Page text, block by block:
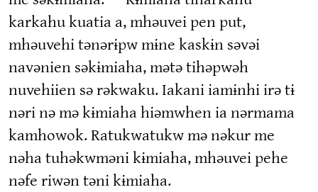
karkahu kuatia a, mhəuvei pen put,
mhəuvehi tənərɨpw mɨne kaskɨn səvəi
navənien səkɨmiaha, mətə tihəpwəh
nuvehiien sə rəkwaku. Iakani iamɨnhi irə tɨ
nəri nə mə kɨmiaha hiəmwhen ia nərmama
kamhowok. Ratukwatukw mə nəkur me
nəha tuhəkwməni kɨmiaha, mhəuvei pehe
nəfe riwən təni kɨmiaha.